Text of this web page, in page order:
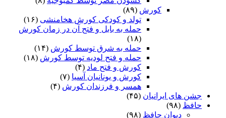
کورش (۸۹)
تولد و کودکی کورش هخامنشی (۱۶)
حمله به بابل و فتح آن در زمان کورش
(۱۸)
حمله به شرق توسط کورش (۱۴)
حمله و فتح لودیه توسط کورش (۱۸)
کورش و فتح ماد (۴)
کورش و یونانیان آسیا (۷)
همسر و فرزندان کورش (۴)
جشن های ایرانیان (۴۵)
حافظ (۹۸)
دیوان حافظ (۹۸)